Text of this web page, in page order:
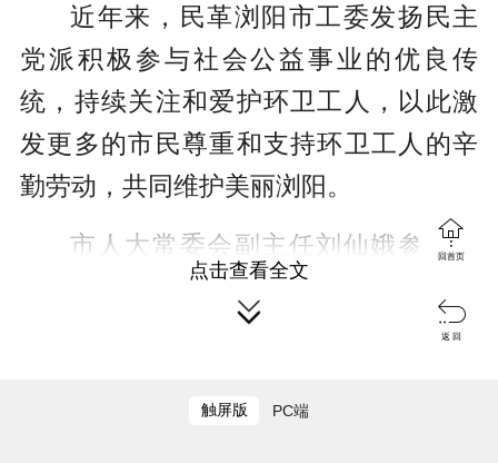
近年来，民革浏阳市工委发扬民主
党派积极参与社会公益事业的优良传
统，持续关注和爱护环卫工人，以此激
发更多的市民尊重和支持环卫工人的辛
勤劳动，共同维护美丽浏阳。
市人大常委会副主任刘仙娥参加活
点击查看全文

触屏版 PC端

回首页

返 回